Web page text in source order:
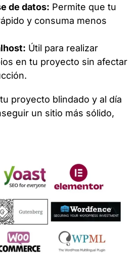
de datos: Permite que tu
y consuma menos
Útil para realizar
en tu proyecto sin afectar
proyecto blindado y al día
un sitio más sólido,